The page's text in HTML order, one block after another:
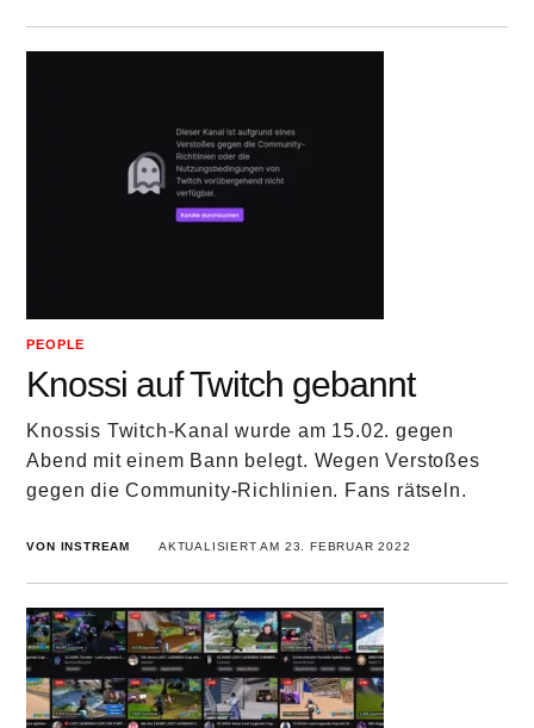
PEOPLE
Knossi auf Twitch gebannt
Knossis Twitch-Kanal wurde am 15.02. gegen
Abend mit einem Bann belegt. Wegen Verstoßes
gegen die Community-Richlinien. Fans rätseln.
VON INSTREAM AKTUALISIERT AM 23. FEBRUAR 2022